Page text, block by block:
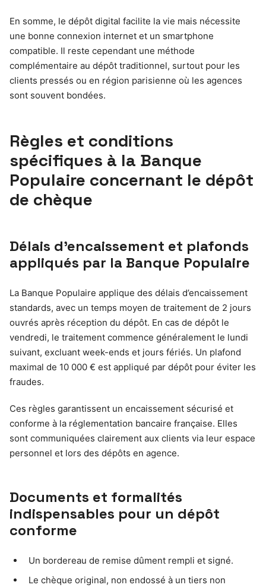
En somme, le dépôt digital facilite la vie mais nécessite
une bonne connexion internet et un smartphone
compatible. Il reste cependant une méthode
complémentaire au dépôt traditionnel, surtout pour les
clients pressés ou en région parisienne où les agences
sont souvent bondées.
Règles et conditions
spécifiques à la Banque
Populaire concernant le dépôt
de chèque
Délais d’encaissement et plafonds
appliqués par la Banque Populaire
La Banque Populaire applique des délais d’encaissement
standards, avec un temps moyen de traitement de 2 jours
ouvrés après réception du dépôt. En cas de dépôt le
vendredi, le traitement commence généralement le lundi
suivant, excluant week-ends et jours fériés. Un plafond
maximal de 10 000 € est appliqué par dépôt pour éviter les
fraudes.
Ces règles garantissent un encaissement sécurisé et
conforme à la réglementation bancaire française. Elles
sont communiquées clairement aux clients via leur espace
personnel et lors des dépôts en agence.
Documents et formalités
indispensables pour un dépôt
conforme
Un bordereau de remise dûment rempli et signé.
Le chèque original, non endossé à un tiers non